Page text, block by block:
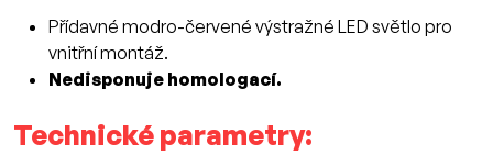
Přídavné modro-červené výstražné LED světlo pro
vnitřní montáž.
Nedisponuje homologací.
Technické parametry: